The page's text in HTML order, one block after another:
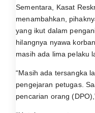
Sementara, Kasat
menambahkan,
yang ikut dalam
hilangnya nyawa
masih ada lima pelaku
“Masih ada tersangka
pengejaran petugas.
pencarian orang